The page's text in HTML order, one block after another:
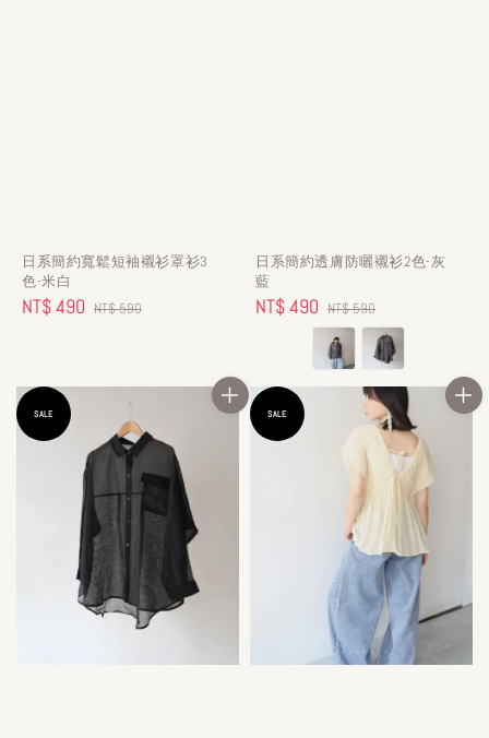
日系簡約寬鬆短袖襯衫罩衫3
色-米白
Sale
NT$ 490 Regular
NT$ 590
日系簡約透膚防曬襯衫2色-灰
藍
Sale
NT$ 490 Regular
price
NT$ 590
SALE SALE